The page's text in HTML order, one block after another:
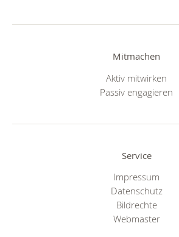
Mitmachen
Aktiv mitwirken
Passiv engagieren
Service
Impressum
Datenschutz
Bildrechte
Webmaster